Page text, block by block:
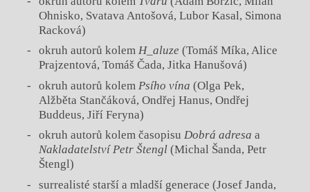
Ohnisko, Svatava Antošová, Lubor Kasal, Simona
Racková)
okruh autorů kolem H_ aluze (Tomáš Míka, Alice
Prajzentová, Tomáš Čada, Jitka Hanušová)
okruh autorů kolem Psího vína (Olga Pek,
Alžběta Stančáková, Ondřej Hanus, Ondřej
Buddeus, Jiří Feryna)
okruh autorů kolem časopisu Dobrá adresa a
Nakladatelství Petr Štengl(Michal Šanda, Petr
Štengl)
surrealisté starší a mladší generace (Josef Janda,